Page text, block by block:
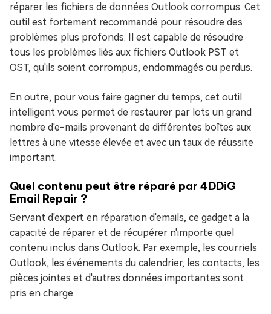
réparer les fichiers de données Outlook corrompus. Cet
outil est fortement recommandé pour résoudre des
problèmes plus profonds. Il est capable de résoudre
tous les problèmes liés aux fichiers Outlook PST et
OST, qu'ils soient corrompus, endommagés ou perdus.
En outre, pour vous faire gagner du temps, cet outil
intelligent vous permet de restaurer par lots un grand
nombre d'e-mails provenant de différentes boîtes aux
lettres à une vitesse élevée et avec un taux de réussite
important.
Quel contenu peut être réparé par 4DDiG
Email Repair ?
Servant d'expert en réparation d'emails, ce gadget a la
capacité de réparer et de récupérer n'importe quel
contenu inclus dans Outlook. Par exemple, les courriels
Outlook, les événements du calendrier, les contacts, les
pièces jointes et d'autres données importantes sont
pris en charge.